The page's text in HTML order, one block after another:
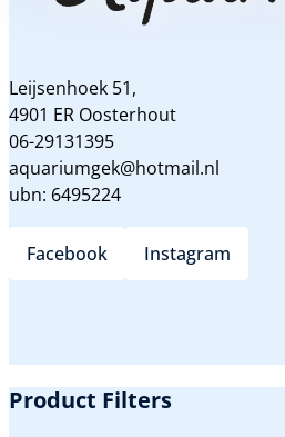
Leijsenhoek 51,
4901 ER Oosterhout
06-29131395
aquariumgek@hotmail.nl
ubn: 6495224
Facebook Instagram
Product Filters